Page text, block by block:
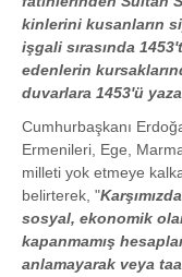
kinlerini kusanların
işgali sırasında
edenlerin
duvarlara 1453'ü
Cumhurbaşkanı
Ermenileri, Ege,
milleti yok etmeye
belirterek, "
sosyal, ekonomik
kapanmamış
anlamayarak veya